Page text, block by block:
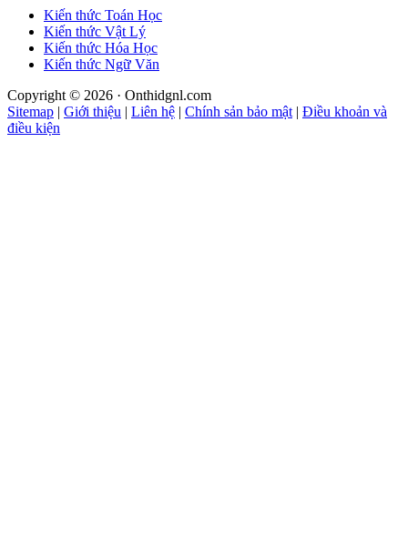
Kiến thức Toán Học
Kiến thức Vật Lý
Kiến thức Hóa Học
Kiến thức Ngữ Văn
Copyright © 2026 · Onthidgnl.com
Sitemap | Giới thiệu | Liên hệ | Chính sản bảo mật| Điều khoản và
điều kiện